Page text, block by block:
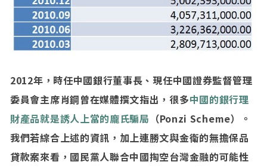
2012年，時任中國銀行董事長、現任中國證券監督管理
委員會主席肖鋼曾在媒體撰文指出，很多中國的銀行理
財產品就是誘人上當的龐氏騙局 （Ponzi Scheme）。
我們若綜合上述的資訊，加上連勝文與金衛的無擔保品
貸款案來看，國民黨人聯合中國掏空台灣金融的可能性